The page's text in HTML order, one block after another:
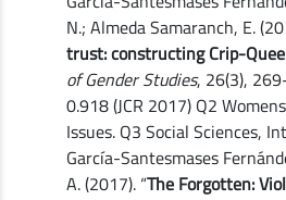
N.; Almeda Samaranch, E.
trust: constructing Crip-
of Gender Studies, 26(3),
0.918 (JCR 2017) Q2
Issues. Q3 Social Sciences,
García-Santesmases
A. (2017). “The Forgotten: